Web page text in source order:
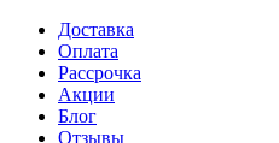
Доставка
Оплата
Рассрочка
Акции
Блог
Отзывы